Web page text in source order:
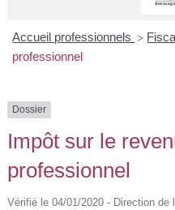
Accueil professionnels >
professionnel
Dossier
Impôt sur le
professionnel
Vérifié le 04/01/2020 - Direction